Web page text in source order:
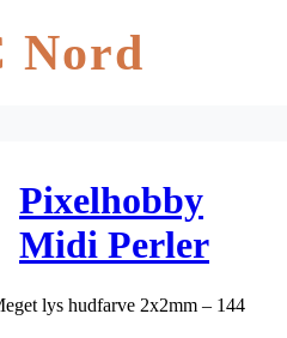
Nord
Pixelhobby
Midi Perler
374 Meget lys
lys hudfarve 2x2mm – 144